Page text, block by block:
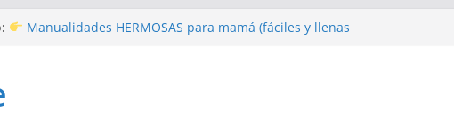
Manualidades HERMOSAS para mamá (fáciles y llenas